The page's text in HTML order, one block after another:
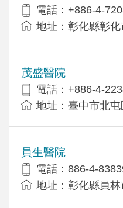
電話：+886-4-
地址：彰化縣彰
茂盛醫院
電話：+886-4-
地址：臺中市北
員生醫院
電話：886-4-
地址：彰化縣員